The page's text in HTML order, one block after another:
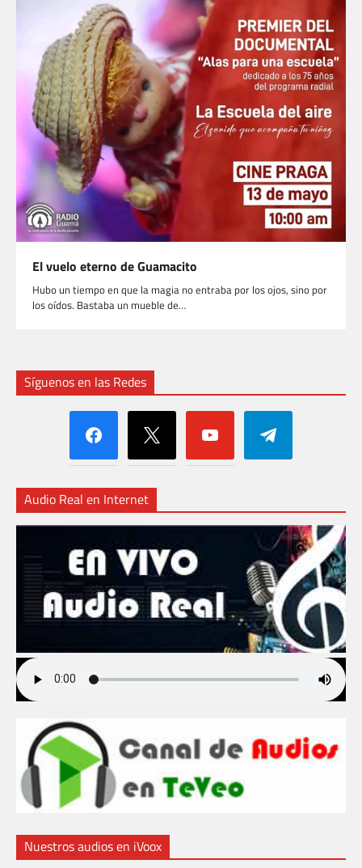
El vuelo eterno de Guamacito
Hubo un tiempo en que la magia no entraba por los ojos, sino por
los oídos. Bastaba un mueble de…
Síguenos en las Redes
facebook x youtube telegram
Audio Real en Internet
Nuestros audios en iVoox